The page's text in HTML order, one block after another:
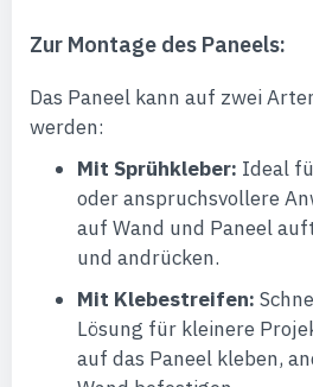
Zur Montage des Paneels:
Das Paneel kann auf zwei
werden:
Mit Sprühkleber: Ideal
oder anspruchsvollere
auf Wand und Paneel
und andrücken.
Mit Klebestreifen:
Lösung für kleinere
auf das Paneel kleben,